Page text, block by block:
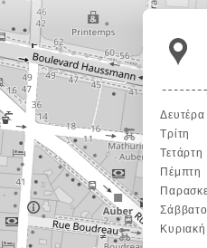
Δευτέρα
Τρίτη
Τετάρτη
Πέμπτη
Σάββατο
Κυριακή